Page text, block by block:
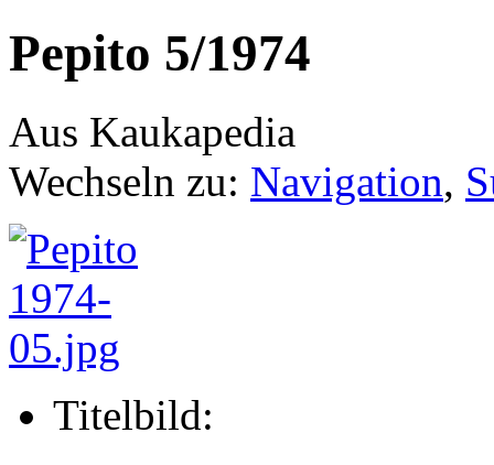
Pepito 5/1974
Aus Kaukapedia
Wechseln zu: Navigation,
Titelbild: